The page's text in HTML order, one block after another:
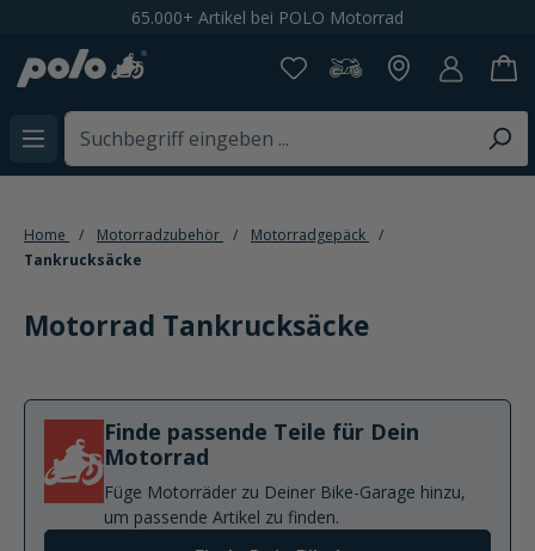
Spare 20% bei der Newsletteranmeldung
Home Motorradzubehör
Motorradgepäck
Tankrucksäcke
Motorrad Tankrucksäcke
Finde passende Teile für Dein
Motorrad
Füge Motorräder zu Deiner Bike-Garage hinzu,
um passende Artikel zu finden.